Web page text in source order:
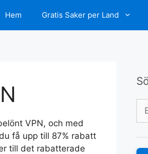
Hem Gratis Saker per Land
VPN, och med
få upp till 87% rabatt
till det rabatterade